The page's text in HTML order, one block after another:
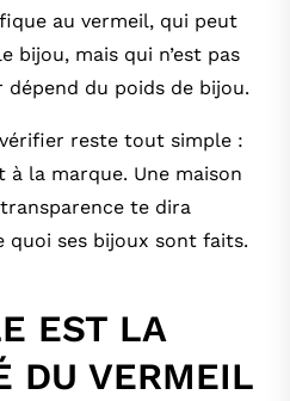
au vermeil, qui peut
bijou, mais qui n’est pas
dépend du poids de bijou.
reste tout simple :
la marque. Une maison
te dira
ses bijoux sont faits.
EST LA
DU VERMEIL